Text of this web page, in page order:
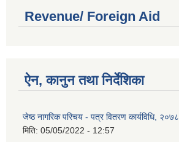
Revenue/ Foreign Aid
ऐन, कानुन तथा निर्देशिका
जेष्ठ नागरिक परिचय - पत्र वितरण कार्यविधि, २०७८
मिति: 05/05/2022 - 12:57